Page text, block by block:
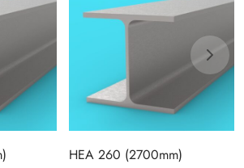
HEA 260 (2700mm)